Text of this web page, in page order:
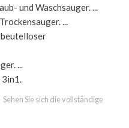
und Waschsauger. ...
...
beutelloser
...
3in1.
Sehen Sie sich die vollständige